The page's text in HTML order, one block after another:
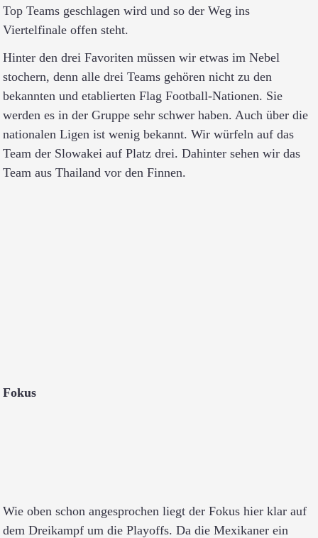
Top Teams geschlagen wird und so der Weg ins
Viertelfinale offen steht.
Hinter den drei Favoriten müssen wir etwas im Nebel
stochern, denn alle drei Teams gehören nicht zu den
bekannten und etablierten Flag Football-Nationen. Sie
werden es in der Gruppe sehr schwer haben. Auch über die
nationalen Ligen ist wenig bekannt. Wir würfeln auf das
Team der Slowakei auf Platz drei. Dahinter sehen wir das
Team aus Thailand vor den Finnen.
Fokus
Wie oben schon angesprochen liegt der Fokus hier klar auf
dem Dreikampf um die Playoffs. Da die Mexikaner ein